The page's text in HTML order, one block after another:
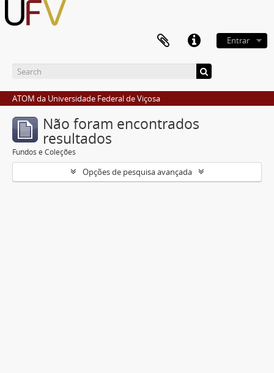
Entrar
ATOM da Universidade Federal de Viçosa
Não foram encontrados
resultados
Fundos e Coleções
Opções de pesquisa avançada